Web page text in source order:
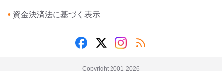
• 資金決済法に基づく表示
Copyright 2001-2026